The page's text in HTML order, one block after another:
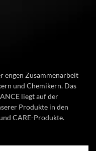
engen Zusammenarbeit
und Chemikern. Das
liegt auf der
Produkte in den
CARE-Produkte.